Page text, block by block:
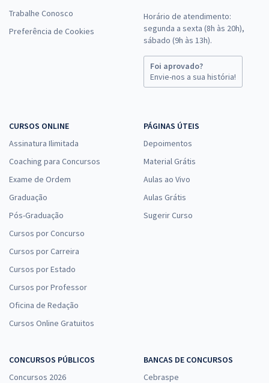
Trabalhe Conosco
Preferência de Cookies
Horário de atendimento:
segunda a sexta (8h às 20h),
sábado (9h às 13h).
Foi aprovado?
Envie-nos a sua história!
CURSOS ONLINE
Assinatura Ilimitada
Coaching para Concursos
Exame de Ordem
Graduação
Pós-Graduação
Cursos por Concurso
Cursos por Carreira
Cursos por Estado
Cursos por Professor
Oficina de Redação
Cursos Online Gratuitos
PÁGINAS ÚTEIS
Depoimentos
Material Grátis
Aulas ao Vivo
Aulas Grátis
Sugerir Curso
CONCURSOS PÚBLICOS
Concursos 2026
BANCAS DE CONCURSOS
Cebraspe